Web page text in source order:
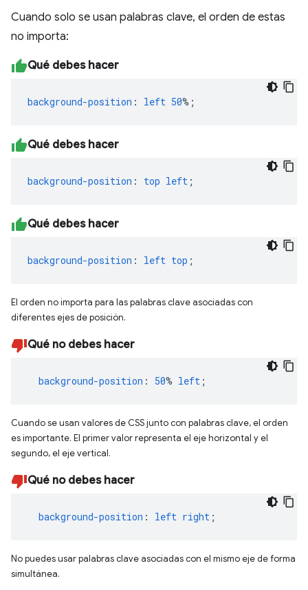
Cuando solo se usan palabras clave, el orden de estas
no importa:
Qué debes hacer
background-position : left 50%;
Qué debes hacer
background-position : top left ;
Qué debes hacer
background-position : left top ;
El orden no importa para las palabras clave asociadas con
diferentes ejes de posición.
Qué no debes hacer
background-position : 50% left ;
Cuando se usan valores de CSS junto con palabras clave, el orden
es importante. El primer valor representa el eje horizontal y el
segundo, el eje vertical.
Qué no debes hacer
background-position : left right ;
No puedes usar palabras clave asociadas con el mismo eje de forma
simultánea.